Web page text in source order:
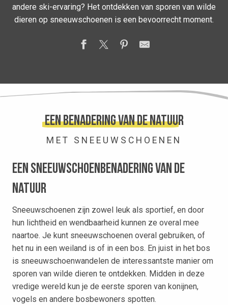
andere ski-ervaring? Het ontdekken van sporen van wilde
dieren op sneeuwschoenen is een bevoorrecht moment.
Een benadering van de natuur
MET SNEEUWSCHOENEN
Een sneeuwschoenbenadering van de
natuur
Sneeuwschoenen zijn zowel leuk als sportief, en door
hun lichtheid en wendbaarheid kunnen ze overal mee
naartoe. Je kunt sneeuwschoenen overal gebruiken, of
het nu in een weiland is of in een bos. En juist in het bos
is sneeuwschoenwandelen de interessantste manier om
sporen van wilde dieren te ontdekken. Midden in deze
vredige wereld kun je de eerste sporen van konijnen,
vogels en andere bosbewoners spotten.